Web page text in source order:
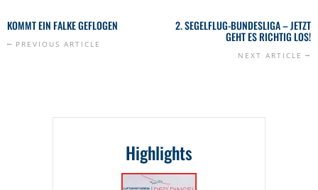
KOMMT EIN FALKE GEFLOGEN
PREVIOUS ARTICLE
2. SEGELFLUG-BUNDESLIGA – JETZT
GEHT ES RICHTIG LOS!
NEXT ARTICLE
Highlights